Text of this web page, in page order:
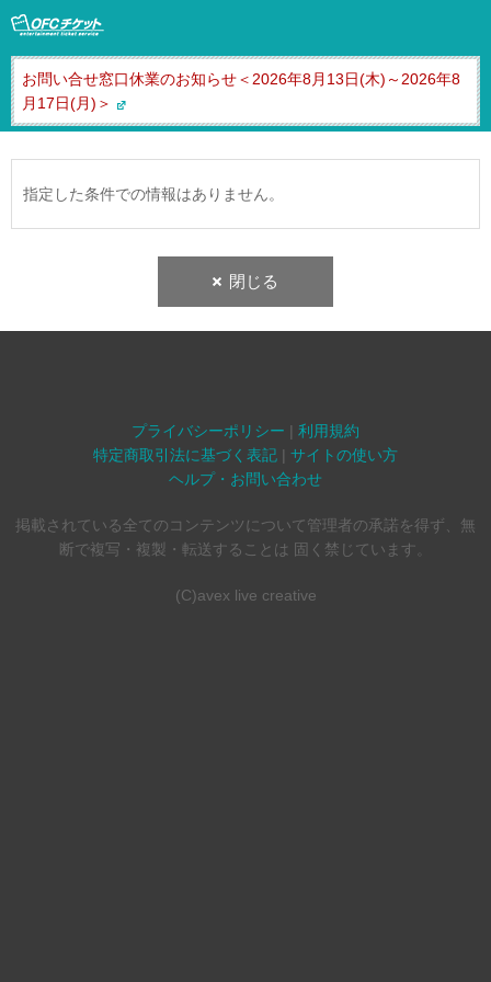
お問い合せ窓口休業のお知らせ＜2026年8月13日(木)～2026年8
月17日(月)＞
指定した条件での情報はありません。
閉じる
プライバシーポリシー | 利用規約
特定商取引法に基づく表記 | サイトの使い方
ヘルプ・お問い合わせ
掲載されている全てのコンテンツについて管理者の承諾を得ず、無
断で複写・複製・転送することは 固く禁じています。
(C)avex live creative